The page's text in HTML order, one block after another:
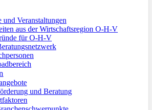
und Veranstaltungen
aus der Wirtschaftsregion O-H-V
für O-H-V
und Beratung